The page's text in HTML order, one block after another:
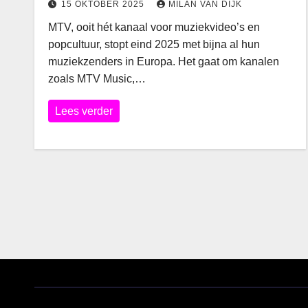
15 OKTOBER 2025 MILAN VAN DIJK
MTV, ooit hét kanaal voor muziekvideo’s en
popcultuur, stopt eind 2025 met bijna al hun
muziekzenders in Europa. Het gaat om kanalen
zoals MTV Music,…
Lees verder